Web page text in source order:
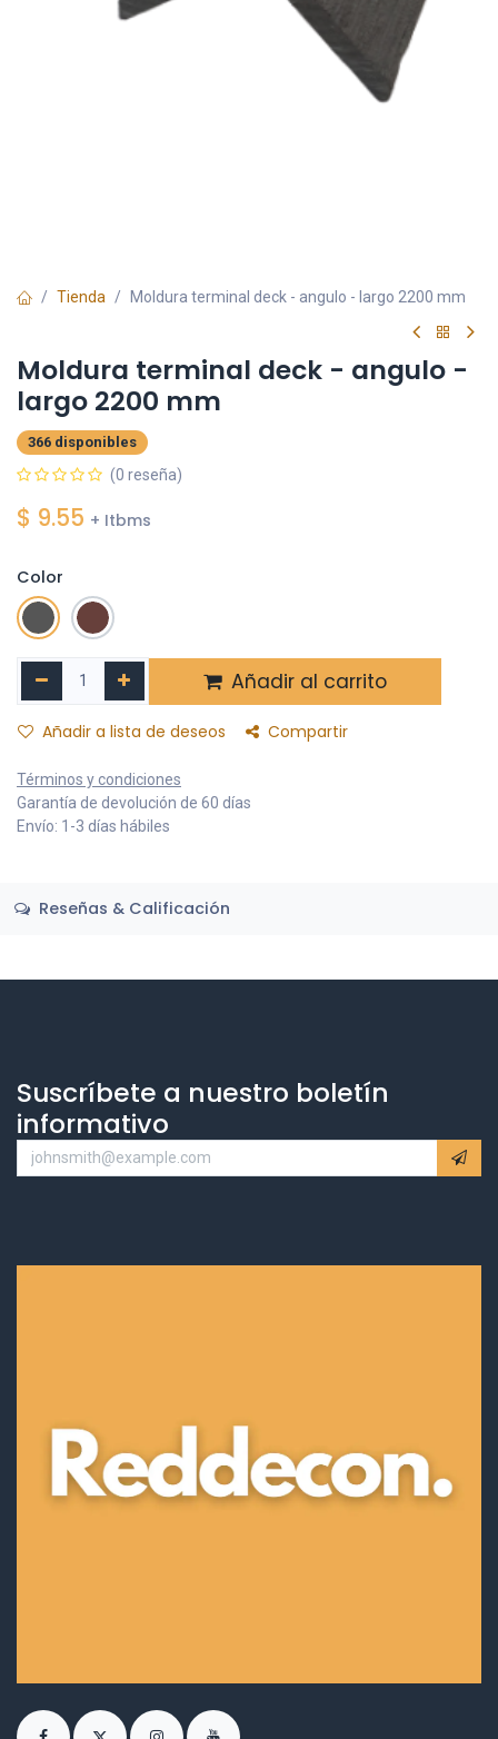
Tienda Moldura terminal deck - angulo - largo 2200 mm
Moldura terminal deck - angulo -
largo 2200 mm
366 disponibles
(0 reseña)
$ 9.55 + Itbms
Color
Añadir al carrito
Añadir a lista de deseos Compartir
Términos y condiciones
Garantía de devolución de 60 días
Envío: 1-3 días hábiles
Reseñas & Calificación
Suscríbete a nuestro boletín
informativo